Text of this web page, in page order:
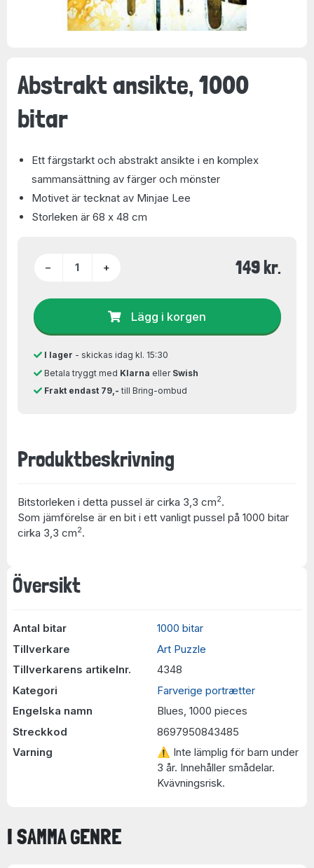
Översikt
Antal bitar
1000 bitar
Tillverkare
Art Puzzle
Tillverkarens artikelnr.
4348
Kategori
Farverige portrætter
Engelska namn
Blues, 1000 pieces
Streckkod
8697950843485
Varning
⚠ Inte lämplig för barn under
3 år. Innehåller smådelar.
Kvävningsrisk.
Abstrakt ansikte, 1000
bitar
Ett färgstarkt och abstrakt ansikte i en komplex
sammansättning av färger och mönster
Motivet är tecknat av Minjae Lee
Storleken är 68 x 48 cm
− + 149 kr.
Lägg i korgen
I lager - skickas idag kl. 15:30
Betala tryggt med Klarna eller Swish
Frakt endast 79,- till Bring-ombud
Produktbeskrivning
Bitstorleken i detta pussel är cirka 3,3 cm2.
Som jämförelse är en bit i ett vanligt pussel på 1000 bitar
cirka 3,3 cm2.
I SAMMA GENRE